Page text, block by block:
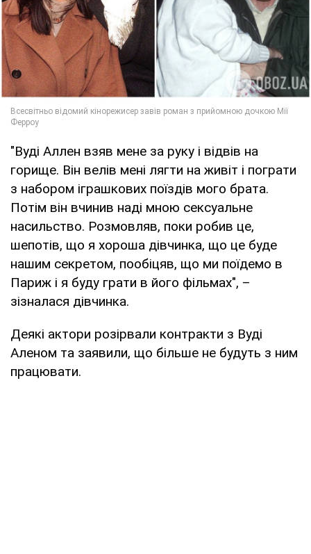
"Вуді Аллен взяв мене за руку і відвів на
горище. Він велів мені лягти на живіт і пограти
з набором іграшкових поїздів мого брата.
Потім він вчинив наді мною сексуальне
насильство. Розмовляв, поки робив це,
шепотів, що я хороша дівчинка, що це буде
нашим секретом, пообіцяв, що ми поїдемо в
Париж і я буду грати в його фільмах", –
зізналася дівчинка.
Деякі актори розірвали контракти з Вуді
Аленом та заявили, що більше не будуть з ним
працювати.